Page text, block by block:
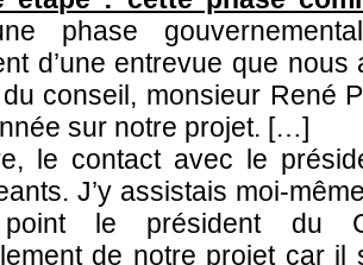
phase
d’une entrevue que
conseil, monsieur René
sur notre projet. […]
le contact avec le
J’y assistais moi-
le président du
de notre projet car